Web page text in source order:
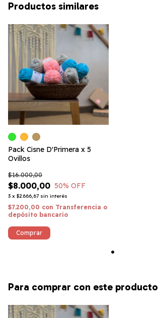
Productos similares
Pack Cisne D'Primera x 5
Ovillos
$8.000,00
$16.000,00
50% OFF
3 x $2.666,67 sin interés
$7.200,00 con Transferencia o
depósito bancario
Comprar
Para comprar con este producto